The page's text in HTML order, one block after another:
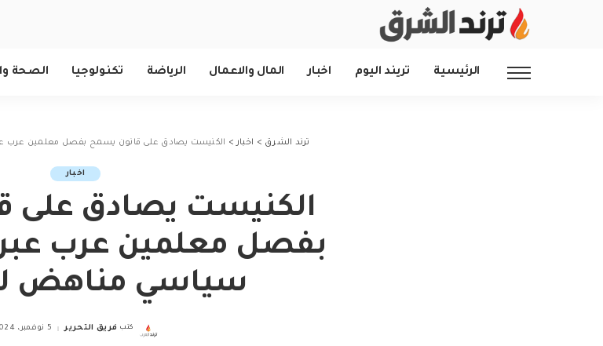
الرئيسية تريند اليوم اخبار المال والاعمال الرياضة تكنولوجيا الصحة
ترند الشرق > اخبار > الكنيست يصادق على قانون يسمح بفصل معلمين عرب
اخبار
الكنيست يصادق على
بفصل معلمين عرب
سياسي مناهض
Posted
كتب فريق التحرير 5 نوفمبر، 2024